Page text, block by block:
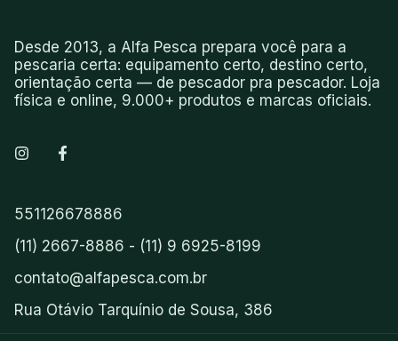
Desde 2013, a Alfa Pesca prepara você para a
pescaria certa: equipamento certo, destino certo,
orientação certa — de pescador pra pescador. Loja
física e online, 9.000+ produtos e marcas oficiais.
551126678886
(11) 2667-8886 - (11) 9 6925-8199
contato@alfapesca.com.br
Rua Otávio Tarquínio de Sousa, 386